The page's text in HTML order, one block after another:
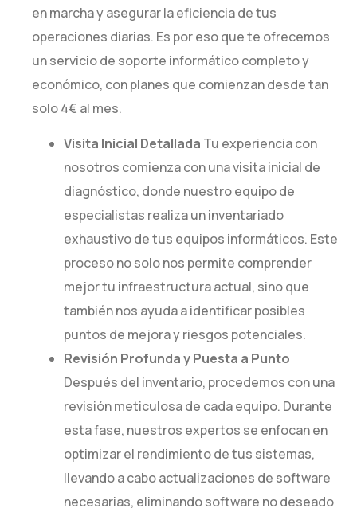
en marcha y asegurar la eficiencia de tus
operaciones diarias. Es por eso que te ofrecemos
un servicio de soporte informático completo y
económico, con planes que comienzan desde tan
solo 4€ al mes.
Visita Inicial Detallada Tu experiencia con
nosotros comienza con una visita inicial de
diagnóstico, donde nuestro equipo de
especialistas realiza un inventariado
exhaustivo de tus equipos informáticos. Este
proceso no solo nos permite comprender
mejor tu infraestructura actual, sino que
también nos ayuda a identificar posibles
puntos de mejora y riesgos potenciales.
Revisión Profunda y Puesta a Punto
Después del inventario, procedemos con una
revisión meticulosa de cada equipo. Durante
esta fase, nuestros expertos se enfocan en
optimizar el rendimiento de tus sistemas,
llevando a cabo actualizaciones de software
necesarias, eliminando software no deseado